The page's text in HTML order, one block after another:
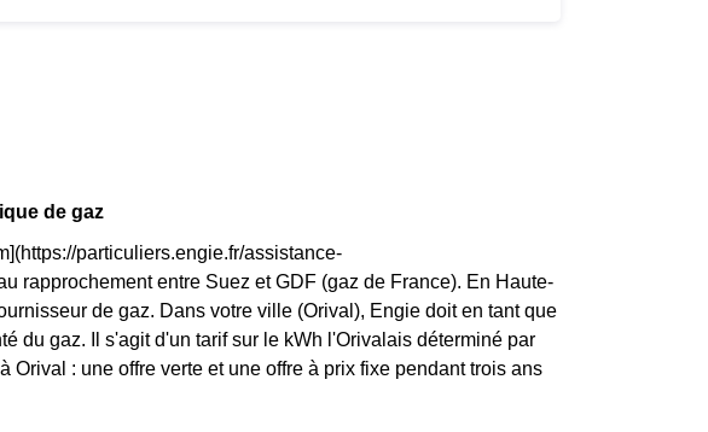
de gaz
particuliers.engie.fr/assistance-
rapprochement entre Suez et GDF (gaz de France). En Haute-
de gaz. Dans votre ville (Orival), Engie doit en tant que
du gaz. Il s'agit d'un tarif sur le kWh l'Orivalais déterminé par
: une offre verte et une offre à prix fixe pendant trois ans